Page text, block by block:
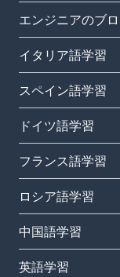
エンジニアのブ
イタリア語学習
スペイン語学習
ドイツ語学習
フランス語学習
ロシア語学習
中国語学習
英語学習